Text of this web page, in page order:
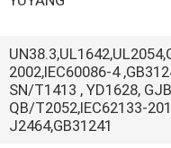
2002,IEC60086-4
SN/T1413 , YD1628,
QB/T2052,IEC62133-
J2464,GB31241